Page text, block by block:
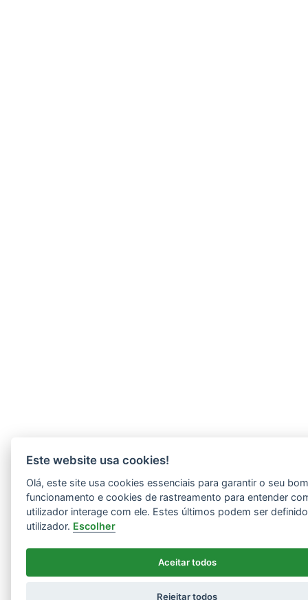
Este website usa cookies!
Olá, este site usa cookies essenciais para garantir o seu
funcionamento e cookies de rastreamento para entender
utilizador interage com ele. Estes últimos podem ser
utilizador. Escolher
Aceitar todos
Rejeitar todos